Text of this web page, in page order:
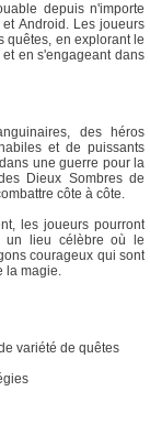
depuis n'importe
Android. Les joueurs
quêtes, en explorant le
en s'engageant dans
des héros
et de puissants
une guerre pour la
Dieux Sombres de
côte à côte.
les joueurs pourront
un lieu célèbre où le
courageux qui sont
la magie.
variété de quêtes